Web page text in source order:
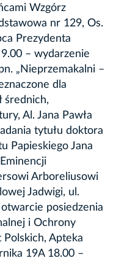
Wzgórz
nr 129, Os.
Prezydenta
– wydarzenie
„Nieprzemakalni –
dla
średnich,
Al. Jana Pawła
tytułu doktora
Papieskiego Jana
Arboreliusowi
Jadwigi, ul.
posiedzenia
i Ochrony
Apteka
19A 18.00 –